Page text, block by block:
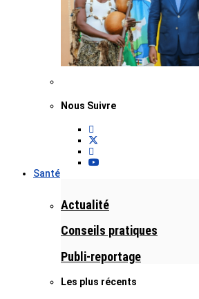
Nous Suivre
Santé
Actualité
Conseils pratiques
Publi-reportage
Les plus récents